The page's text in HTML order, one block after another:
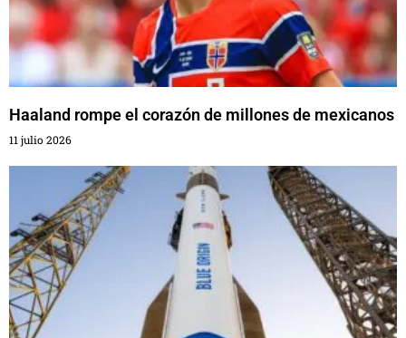
Haaland rompe el corazón de millones de mexicanos
11 julio 2026